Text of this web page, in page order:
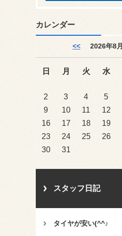
カレンダー
<< 2026年8月
日 月 火 水
2
3 4 5
9
10 11 12
16
17 18 19
23
24 25 26
30
31
スタッフ日記
タイヤが安い(^^♪